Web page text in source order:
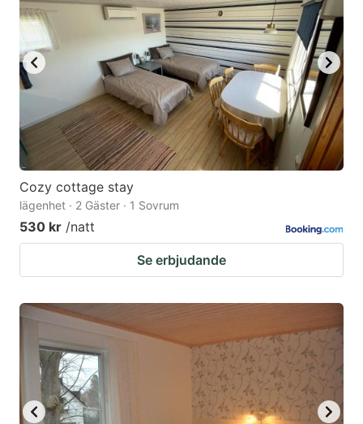
Cozy cottage stay
lägenhet · 2 Gäster · 1 Sovrum
530 kr /natt
Se erbjudande